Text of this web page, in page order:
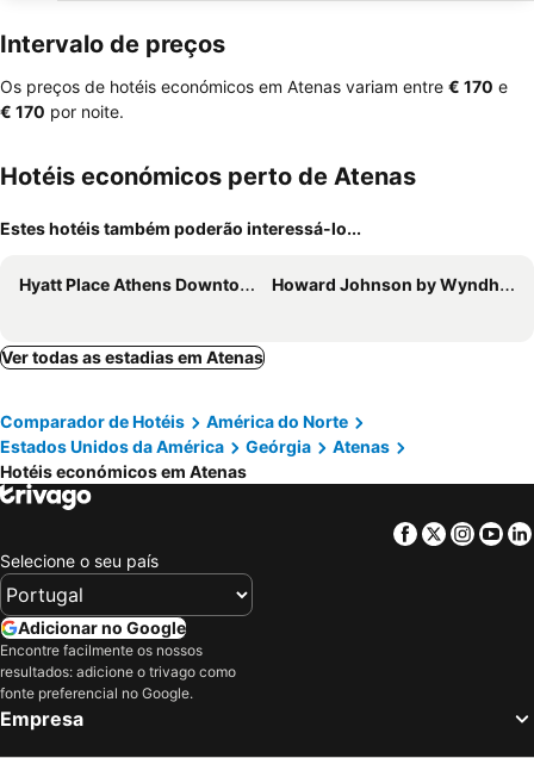
Intervalo de preços
Os preços de hotéis económicos em Atenas variam entre ‎€ 170 e
‎€ 170 por noite.
Hotéis económicos perto de Atenas
Estes hotéis também poderão interessá-lo...
Hyatt Place Athens Downtown Howard Johnson by Wyndham Athens
Ver todas as estadias em Atenas
Comparador de Hotéis
América do Norte
Estados Unidos da América
Geórgia
Atenas
Hotéis económicos em Atenas
Facebook
Twitter
Selecione o seu país
Adicionar no Google
Encontre facilmente os nossos
resultados: adicione o trivago como
fonte preferencial no Google.
Empresa